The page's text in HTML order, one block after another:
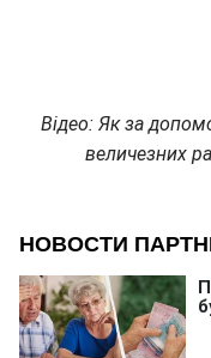
Відео: Як за
величезних